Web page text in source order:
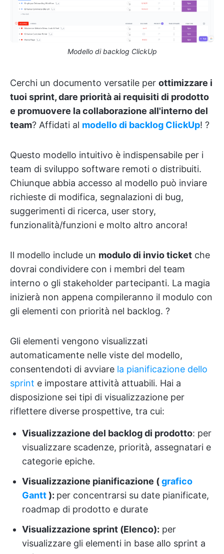
Modello di backlog ClickUp
Cerchi un documento versatile per ottimizzare i
tuoi sprint, dare priorità ai requisiti di prodotto
e promuovere la collaborazione all'interno del
team? Affidati al modello di backlog ClickUp! ?
Questo modello intuitivo è indispensabile per i
team di sviluppo software remoti o distribuiti.
Chiunque abbia accesso al modello può inviare
richieste di modifica, segnalazioni di bug,
suggerimenti di ricerca, user story,
funzionalità/funzioni e molto altro ancora!
Il modello include un modulo di invio ticket che
dovrai condividere con i membri del team
interno o gli stakeholder partecipanti. La magia
inizierà non appena compileranno il modulo con
gli elementi con priorità nel backlog. ?
Gli elementi vengono visualizzati
automaticamente nelle viste del modello,
consentendoti di avviare la pianificazione dello
sprint e impostare attività attuabili. Hai a
disposizione sei tipi di visualizzazione per
riflettere diverse prospettive, tra cui:
Visualizzazione del backlog di prodotto: per
visualizzare scadenze, priorità, assegnatari e
categorie epiche.
Visualizzazione pianificazione (grafico
Gantt): per concentrarsi su date pianificate,
roadmap di prodotto e durate
Visualizzazione sprint (Elenco): per
visualizzare gli elementi in base allo sprint a